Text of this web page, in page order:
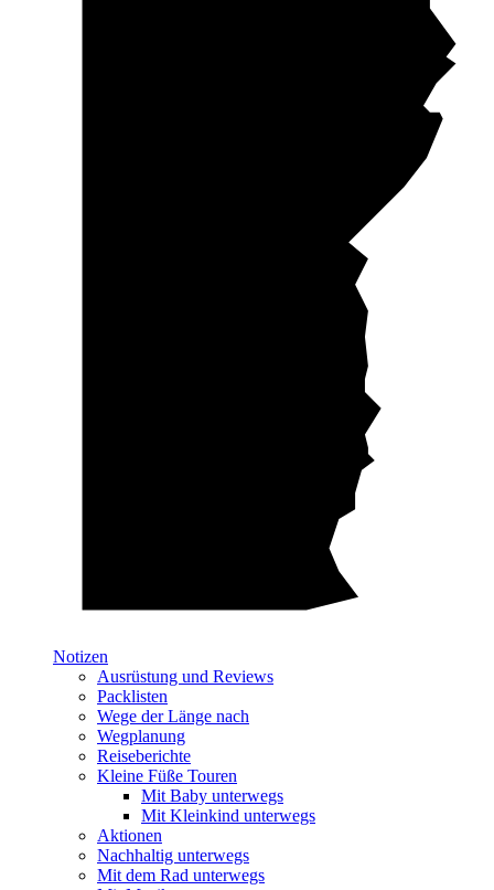
Notizen
Ausrüstung und Reviews
Packlisten
Wege der Länge nach
Wegplanung
Reiseberichte
Kleine Füße Touren
Mit Baby unterwegs
Mit Kleinkind unterwegs
Aktionen
Nachhaltig unterwegs
Mit dem Rad unterwegs